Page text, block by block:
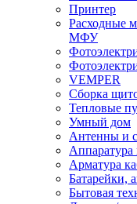
Принтер
Расходные
МФУ
VEMPER
Сборка
Тепловые
Умный дом
Антенны и
Аппаратура
Арматура
Батарейки,
Бытовая